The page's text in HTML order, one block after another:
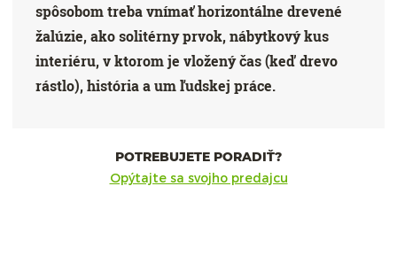
spôsobom treba vnímať horizontálne drevené
žalúzie, ako solitérny prvok, nábytkový kus
interiéru, v ktorom je vložený čas (keď drevo
rástlo), história a um ľudskej práce.
POTREBUJETE PORADIŤ?
Opýtajte sa svojho predajcu